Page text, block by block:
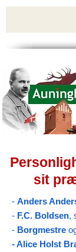
sit
- Anders
- F.C. Boldsen,
- Borgmestre
- Alice Holst